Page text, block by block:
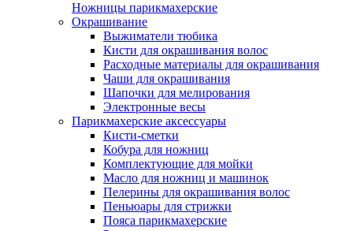
Ножницы парикмахерские
Окрашивание
Выжиматели тюбика
Кисти для окрашивания волос
Расходные материалы для окрашивания
Чаши для окрашивания
Шапочки для мелирования
Электронные весы
Парикмахерские аксессуары
Кисти-сметки
Кобура для ножниц
Комплектующие для мойки
Масло для ножниц и машинок
Пелерины для окрашивания волос
Пеньюары для стрижки
Пояса парикмахерские